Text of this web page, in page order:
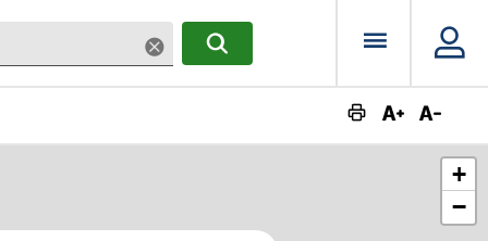
SupprimerRECHERCHERMenu
+
−